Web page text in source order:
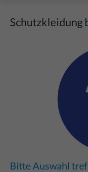
Schutzkleidung
Bildergalerie
Bitte Auswahl